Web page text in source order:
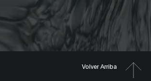
Volver Arriba